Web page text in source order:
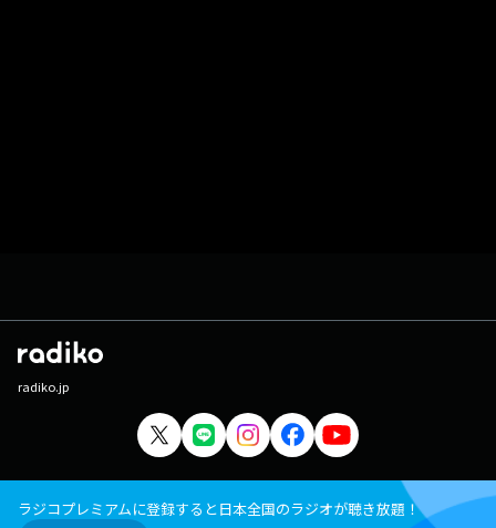
radiko.jp
ラジコプレミアムに登録すると日本全国のラジオが聴き放題！